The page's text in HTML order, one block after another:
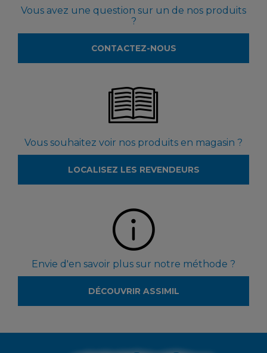
Vous avez une question sur un de nos produits
?
CONTACTEZ-NOUS
Vous souhaitez voir nos produits en magasin ?
LOCALISEZ LES REVENDEURS
Envie d'en savoir plus sur notre méthode ?
DÉCOUVRIR ASSIMIL